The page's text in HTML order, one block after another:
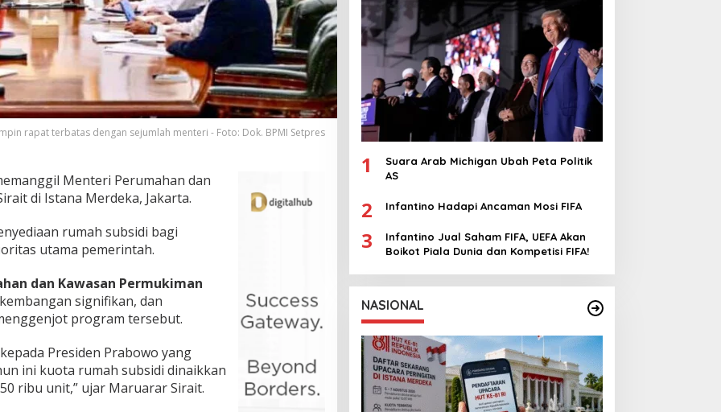
rapat terbatas dengan sejumlah menteri - Foto: Dok. BPMI Setpres
Menteri Perumahan dan
di Istana Merdeka, Jakarta.
rumah subsidi bagi
utama pemerintah.
dan Kawasan Permukiman
signifikan, dan
program tersebut.
Presiden Prabowo yang
ini kuota rumah subsidi dinaikkan
ribu unit,” ujar Maruarar Sirait.
1
Suara Arab Michigan Ubah Peta Politik
AS
2 Infantino Hadapi Ancaman Mosi FIFA
3
Infantino Jual Saham FIFA, UEFA Akan
Boikot Piala Dunia dan Kompetisi FIFA!
NASIONAL